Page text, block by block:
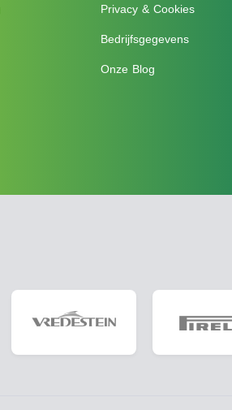
Privacy & Cookies
Bedrijfsgegevens
Onze Blog